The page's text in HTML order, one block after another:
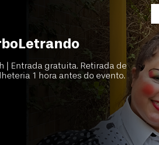
|
Entrada gratuita. Retirada de
1 hora antes do evento.